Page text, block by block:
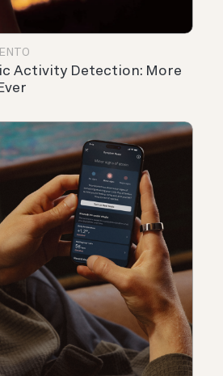
Activity Detection: More